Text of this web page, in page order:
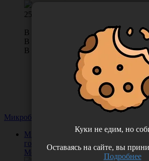
2592.00
В КОРЗИНУ
В наличии во Владивостоке 1 шт.
В наличии в Хабаровске 0 шт.
Микробраши
Микроаппликатор Dental
голубой, 100 штук/упаковка, Китай
Medical Device Technology Cо., Ltd)
Куки не едим, но
Оставаясь на сайте, вы
Подробнее